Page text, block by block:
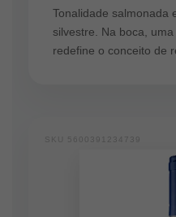
Tonalidade salmonada
silvestre. Na boca,
redefine o conceito de
SKU 5600391234739